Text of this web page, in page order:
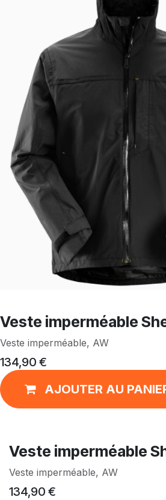
Veste imperméable
Veste imperméable, AW
134,90 €
AJOUTER AU
Veste imperméable
Veste imperméable, AW
134,90 €